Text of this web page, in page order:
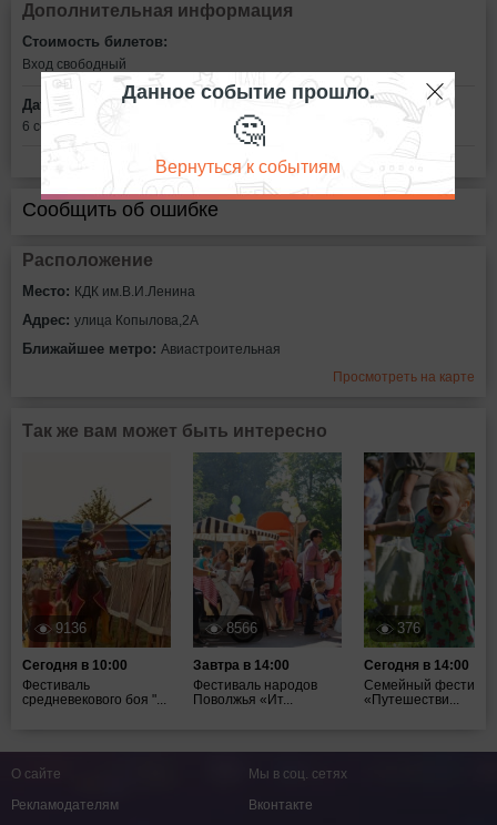
Дополнительная информация
Стоимость билетов:
Вход свободный
Дата:
6 сентября в 12:00
Сообщить об ошибке
Расположение
Место: КДК им.В.И.Ленина
Адрес: улица Копылова,2А
Ближайшее метро: Авиастроительная
Просмотреть на карте
Так же вам может быть интересно
9136
Сегодня в 10:00
Фестиваль
средневекового боя "...
8566
Завтра в 14:00
Фестиваль народов
Поволжья «Ит...
376
Сегодня в 14:00
Семейный
«Путешестви...
Данное событие прошло.
🤔
Вернуться к событиям
О сайте
Рекламодателям
Мы в соц. сетях
Вконтакте